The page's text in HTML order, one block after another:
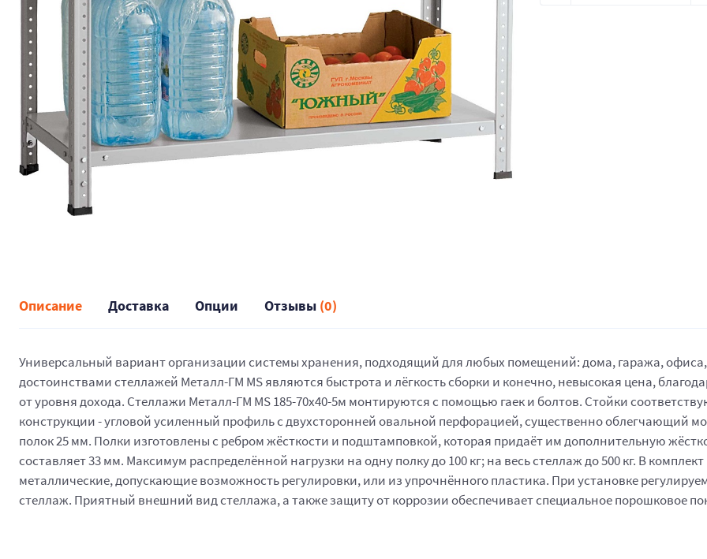
Описание Доставка Опции Отзывы (0)
Универсальный вариант организации системы хранения, подходящий для любых помещений: дома, гаража,
достоинствами стеллажей Металл-ГМ MS являются быстрота и лёгкость сборки и конечно, невысокая цена,
от уровня дохода. Стеллажи Металл-ГМ MS 185-70х40-5м монтируются с помощью гаек и болтов. Стойки
конструкции - угловой усиленный профиль с двухсторонней овальной перфорацией, существенно облегчающий
полок 25 мм. Полки изготовлены с ребром жёсткости и подштамповкой, которая придаёт им дополнительную
составляет 33 мм. Максимум распределённой нагрузки на одну полку до 100 кг; на весь стеллаж до 500 кг. В
металлические, допускающие возможность регулировки, или из упрочнённого пластика. При установке
стеллаж. Приятный внешний вид стеллажа, а также защиту от коррозии обеспечивает специальное порошковое